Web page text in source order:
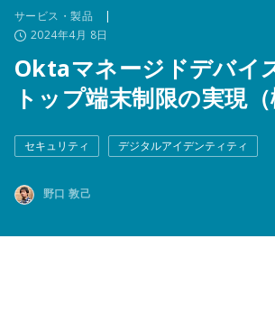
サービス・製品 |
2024年4月 8日
Oktaマネージドデバイ
トップ端末制限の実現（
セキュリティ デジタルアイデンティティ
野口 敦己